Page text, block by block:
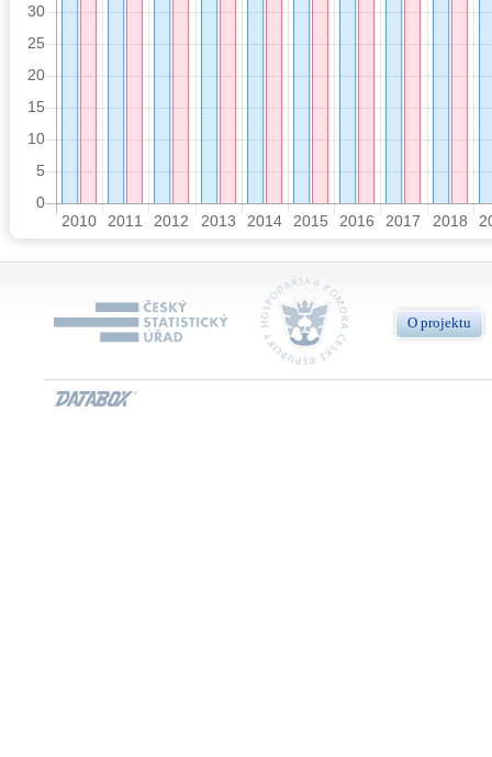
O projektu